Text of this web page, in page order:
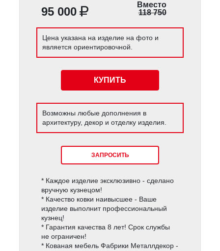
95 000
Вместо
118 750
Цена указана на изделие на фото и
является ориентировочной.
КУПИТЬ
Возможны любые дополнения в
архитектуру, декор и отделку изделия.
ЗАПРОСИТЬ
* Каждое изделие эксклюзивно - сделано
вручную кузнецом!
* Качество ковки наивысшее - Ваше
изделие выполнит профессиональный
кузнец!
* Гарантия качества 8 лет! Срок службы
не ограничен!
* Кованая мебель Фабрики Металлдекор -